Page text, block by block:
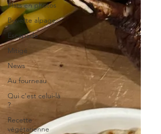
Plats en photos
Buvette alpage
Escapade
Mitigé
News
Au fourneau
Qui c'est celui-là
?
Recette
végétarienne